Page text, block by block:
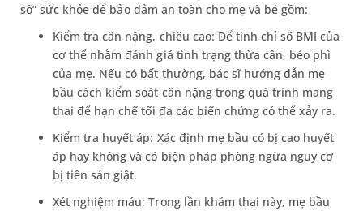
số” sức khỏe để bảo đảm an toàn cho mẹ và bé gồm:
Kiểm tra cân nặng, chiều cao: Để tính chỉ số BMI của
cơ thể nhằm đánh giá tình trạng thừa cân, béo phì
của mẹ. Nếu có bất thường, bác sĩ hướng dẫn mẹ
bầu cách kiểm soát cân nặng trong quá trình mang
thai để hạn chế tối đa các biến chứng có thể xảy ra.
Kiểm tra huyết áp: Xác định mẹ bầu có bị cao huyết
áp hay không và có biện pháp phòng ngừa nguy cơ
bị tiền sản giật.
Xét nghiệm máu: Trong lần khám thai này, mẹ bầu